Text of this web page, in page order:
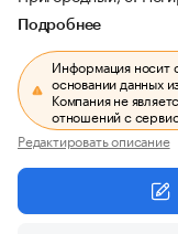
Подробнее
Информация носит
основании данных
Компания не
отношений с
Редактировать описание